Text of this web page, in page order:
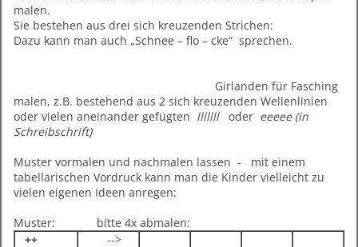
malen.
Sie bestehen aus drei sich kreuzenden Strichen:
Dazu kann man auch „Schnee – flo – cke“ sprechen.
Girlanden für Fasching
malen, z.B. bestehend aus 2 sich kreuzenden Wellenlinien
oder vielen aneinander gefügten llllllloder eeeee (in
Schreibschrift)
Muster vormalen und nachmalen lassen - mit einem
tabellarischen Vordruck kann man die Kinder vielleicht zu
vielen eigenen Ideen anregen:
Muster: bitte 4x abmalen:
++
-->